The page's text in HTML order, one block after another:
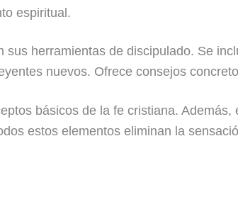
espiritual.
herramientas de discipulado. Se
nuevos. Ofrece consejos
básicos de la fe cristiana.
estos elementos eliminan la